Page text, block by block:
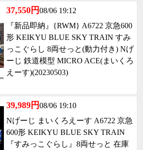
37,550円08/06 19:12
『新品即納』{RWM} A6722 京急600
形 KEIKYU BLUE SKY TRAIN すみ
っこぐらし 8両せっと(動力付き) Nげ
ーじ 鉄道模型 MICRO ACE(まいくろ
えーす)(20230503)
39,989円08/06 19:10
Nげーじ まいくろえーす A6722 京急
600形 KEIKYU BLUE SKY TRAIN
『すみっこぐらし』8両せっと 在庫